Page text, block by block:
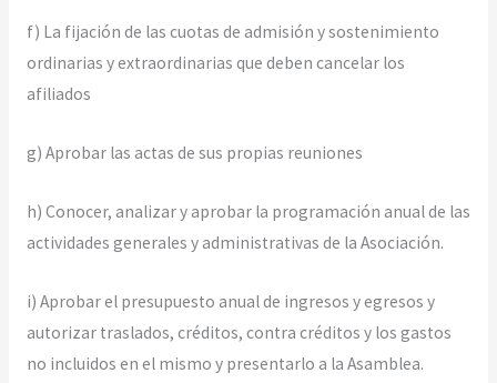
f) La fijación de las cuotas de admisión y sostenimiento
ordinarias y extraordinarias que deben cancelar los
afiliados
g) Aprobar las actas de sus propias reuniones
h) Conocer, analizar y aprobar la programación anual de las
actividades generales y administrativas de la Asociación.
i) Aprobar el presupuesto anual de ingresos y egresos y
autorizar traslados, créditos, contra créditos y los gastos
no incluidos en el mismo y presentarlo a la Asamblea.